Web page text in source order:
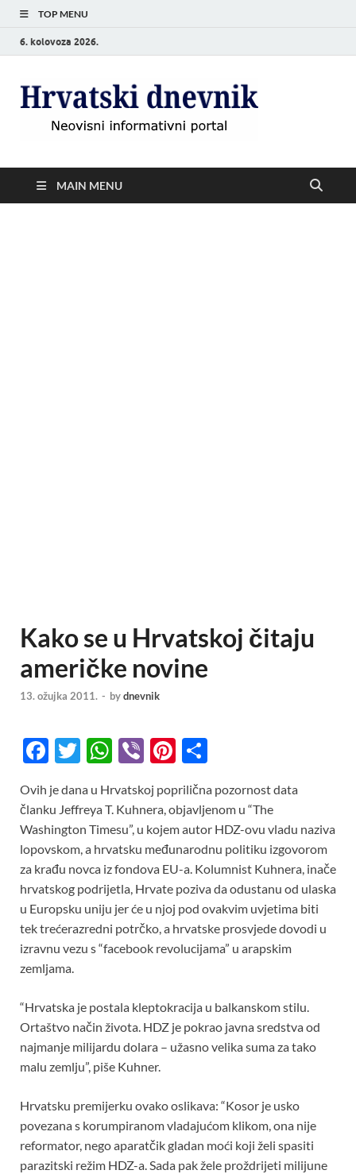
TOP MENU
6. kolovoza 2026.
MAIN MENU
Kako se u Hrvatskoj čitaju
američke novine
13. ožujka 2011. - bydnevnik
F
e
b
o
o
k
T
itt
er
W
at
s
A
p
p
Vi
er
Pi
nt
er
es
t
ar
e
Ovih je dana u Hrvatskoj poprilična pozornost data
članku Jeffreya T. Kuhnera, objavljenom u “The
Washington Timesu”, u kojem autor HDZ-ovu vladu naziva
lopovskom, a hrvatsku međunarodnu politiku izgovorom
za krađu novca iz fondova EU-a. Kolumnist Kuhnera, inače
hrvatskog podrijetla, Hrvate poziva da odustanu od ulaska
u Europsku uniju jer će u njoj pod ovakvim uvjetima biti
tek trećerazredni potrčko, a hrvatske prosvjede dovodi u
izravnu vezu s “facebook revolucijama” u arapskim
zemljama.
“Hrvatska je postala kleptokracija u balkanskom stilu.
Ortaštvo način života. HDZ je pokrao javna sredstva od
najmanje milijardu dolara – užasno velika suma za tako
malu zemlju”, piše Kuhner.
Hrvatsku premijerku ovako oslikava: “Kosor je usko
povezana s korumpiranom vladajućom klikom, ona nije
reformator, nego aparatčik gladan moći koji želi spasiti
parazitski režim HDZ-a. Sada pak žele proždrijeti milijune